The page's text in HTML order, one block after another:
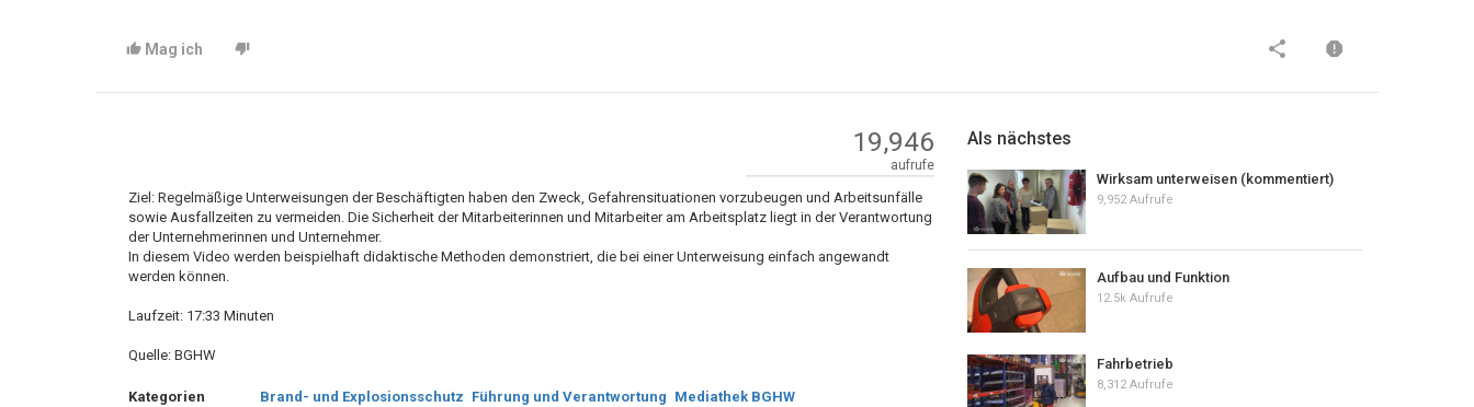
Mag ich
19,946
aufrufe
Ziel: Regelmäßige Unterweisungen der Beschäftigten haben den Zweck, Gefahrensituationen vorzubeugen und Arbeitsunfälle
sowie Ausfallzeiten zu vermeiden. Die Sicherheit der Mitarbeiterinnen und Mitarbeiter am Arbeitsplatz liegt in der Verantwortung
der Unternehmerinnen und Unternehmer.
In diesem Video werden beispielhaft didaktische Methoden demonstriert, die bei einer Unterweisung einfach angewandt
werden können.
Laufzeit: 17:33 Minuten
Quelle: BGHW
Kategorien Brand- und Explosionsschutz Führung und Verantwortung Mediathek BGHW
Als nächstes
Wirksam unterweisen (kommentiert)
9,952 Aufrufe
Aufbau und Funktion
12.5k Aufrufe
Fahrbetrieb
8,312 Aufrufe